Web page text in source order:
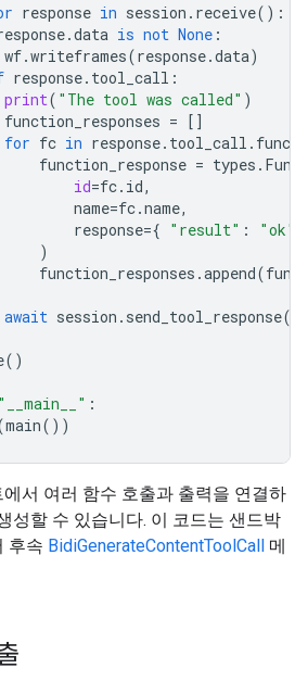
response in session . receive():
.data is not None :
wf.writeframes(response.data)
response. tool_call :
print( "The tool was called" )
function_responses = []
for fc in response. tool_call .
function_response = types .
id=fc. id,
name=fc.name,
response={ "result" : "ok"
)
function_responses .append(
await session . send_tool_response(
()
"__main__" :
main())
서 여러 함수 호출과 출력을 연결하
성할 수 있습니다. 이 코드는 샌드박
후속 BidiGenerateContentToolCall 메